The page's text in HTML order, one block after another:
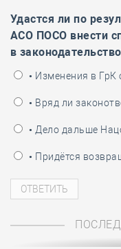
Удастся ли по
АСО ПОСО внести
в
• Изменения в ГрК
• Вряд ли
• Дело дальше
• Придётся